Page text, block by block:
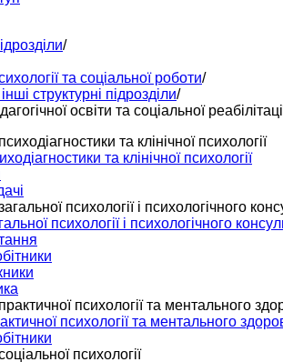
/
та соціальної роботи/
структурні підрозділи/
освіти та соціальної
та клінічної психології
психології і психологічного
психології та ментального